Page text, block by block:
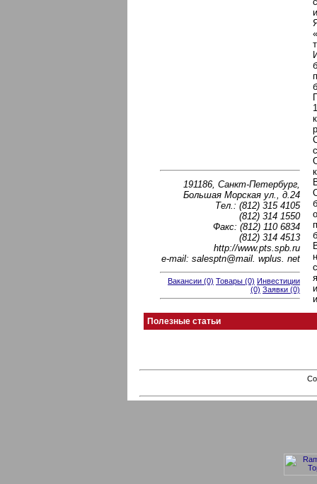
191186, Санкт-Петербург,
Большая Морская ул., д.24
Тел.: (812) 315 4105
(812) 314 1550
Факс: (812) 110 6834
(812) 314 4513
http://www.pts.spb.ru
e-mail: salesptn@mail. wplus. net
Вакансии (0) Товары (0) Инвестиции
(0) Заявки (0)
Полезные статьи